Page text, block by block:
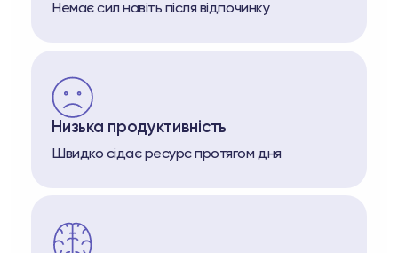
Немає сил навіть після відпочинку
Низька продуктивність
Швидко сідає ресурс протягом дня